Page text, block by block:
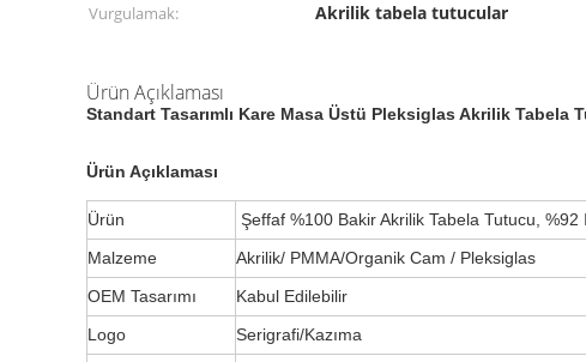
Vurgulamak:
Akrilik tabela tutucular
Ürün Açıklaması
Standart Tasarımlı Kare Masa Üstü Pleksiglas Akrilik Tabela
Ürün Açıklaması
Ürün
Şeffaf %100 Bakir Akrilik Tabela Tutucu, %92
Malzeme
Akrilik/ PMMA/Organik Cam / Pleksiglas
OEM Tasarımı
Kabul Edilebilir
Logo
Serigrafi/Kazıma